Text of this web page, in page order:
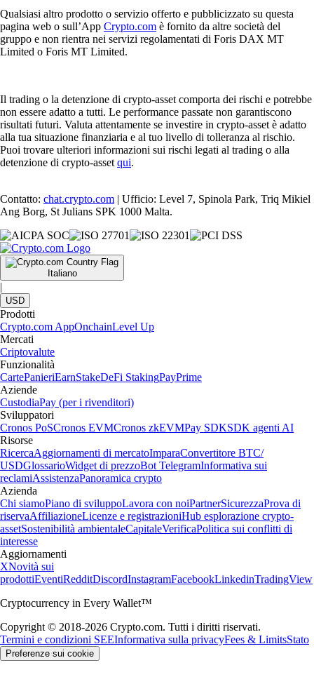
Qualsiasi altro prodotto o servizio offerto e pubblicizzato su questa
pagina web o sull’App Crypto.com è fornito da altre società del
gruppo e non rientra nei servizi regolamentati di Foris DAX MT
Limited o Foris MT Limited.
Il trading o la detenzione di crypto-asset comporta dei rischi e potrebbe
non essere adatto a tutti. Le performance passate non garantiscono
risultati futuri. Valuta attentamente se investire in crypto-asset è adatto
alla tua situazione finanziaria e al tuo livello di tolleranza al rischio.
Puoi trovare ulteriori informazioni sui rischi legati al trading o alla
detenzione di crypto-asset qui.
Contatto: chat.crypto.com | Ufficio: Level 7, Spinola Park, Triq Mikiel
Ang Borg, St Julians SPK 1000 Malta.
Italiano
|
USD
Prodotti
Crypto.com AppOnchainLevel Up
Mercati
Criptovalute
Funzionalità
CartePanieriEarnStakeDeFi StakingPayPrime
Aziende
CustodiaPay (per i rivenditori)
Sviluppatori
Cronos PoSCronos EVMCronos zkEVMPay SDKSDK agenti AI
Risorse
RicercaAggiornamenti di mercatoImparaConvertitore BTC/
USDGlossarioWidget di prezzoBot TelegramInformativa sui
reclamiAssistenzaPanoramica crypto
Azienda
Chi siamoPiano di sviluppoLavora con noiPartnerSicurezzaProva di
riservaAffiliazioneLicenze e registrazioniHub esplorazione crypto-
assetSostenibilità ambientaleCapitaleVerificaPolitica sui conflitti di
interesse
Aggiornamenti
XNovità sui
prodottiEventiRedditDiscordInstagramFacebookLinkedinTradingView
Cryptocurrency in Every Wallet™
Copyright © 2018-2026 Crypto.com. Tutti i diritti riservati.
Termini e condizioni SEEInformativa sulla privacyFees & LimitsStato
Preferenze sui cookie